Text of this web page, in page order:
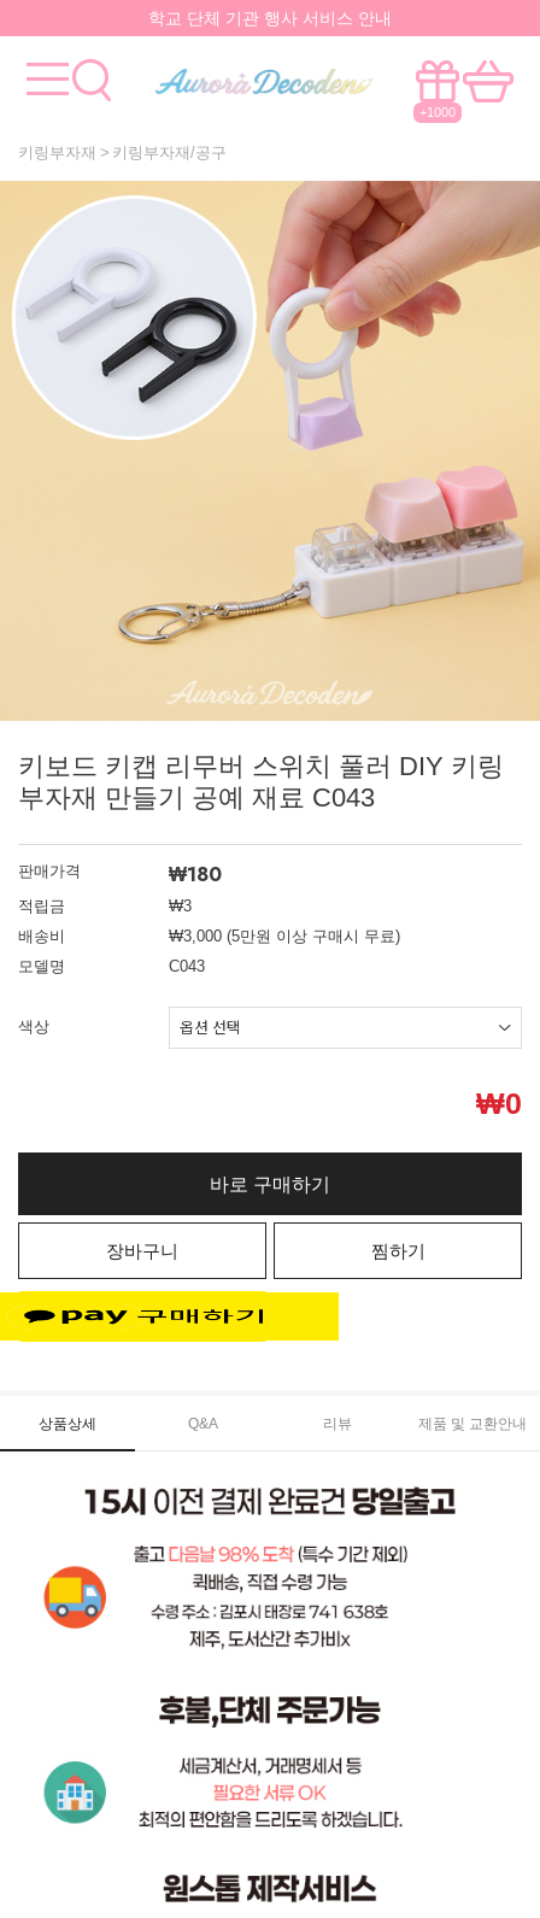
학교 단체 기관 행사 서비스 안내
모든걸 한곳에서!국내유일 원스톱 제작서비스
+1000
키링부자재 키링부자재/공구
키보드 키캡 리무버 스위치 풀러 DIY 키링
부자재 만들기 공예 재료 C043
판매가격 ₩180
적립금
₩3
배송비
₩3,000 (5만원 이상 구매시 무료)
모델명
C043
색상
₩0
바로 구매하기
장바구니 찜하기
상품상세 Q&A 리뷰 제품 및 교환안내